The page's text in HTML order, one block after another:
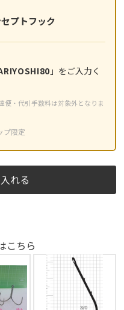
プトフック
」をご入力く
・代引手数料は対象外となりま
プ限定
れる
こちら